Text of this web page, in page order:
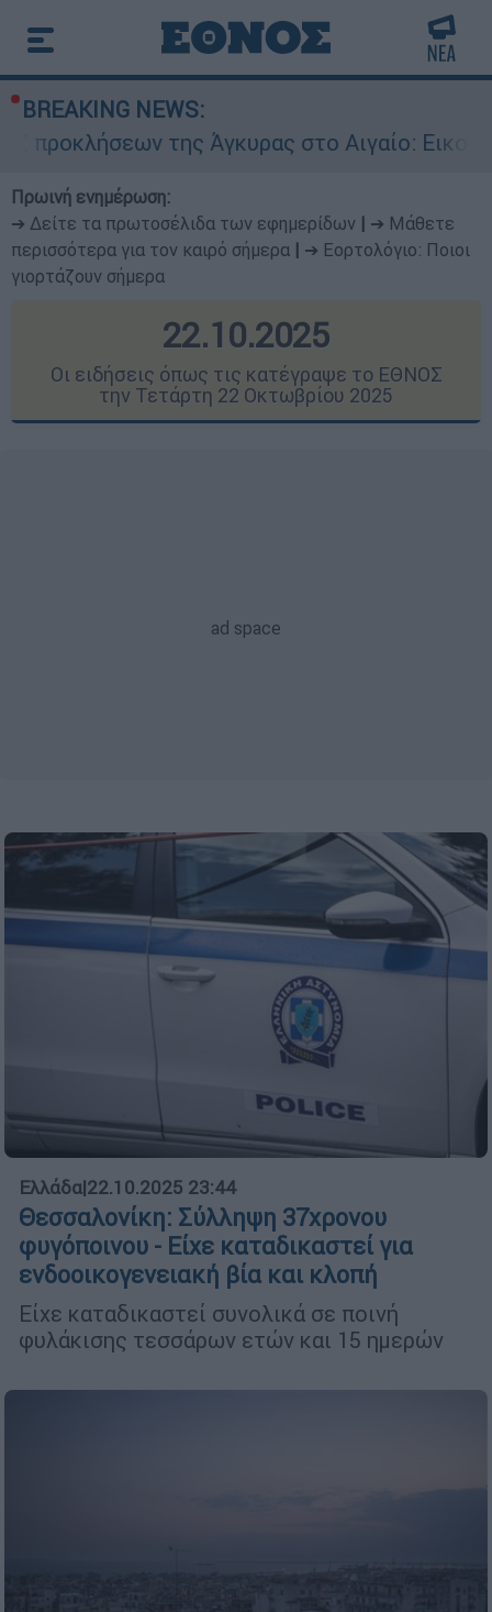
BREAKING NEWS:
Άγκυρας στο Αιγαίο: Εικονική αερομαχία
Πρωινή ενημέρωση:
➔ Δείτε τα πρωτοσέλιδα των εφημερίδων
➔ Μάθετε
περισσότερα για τον καιρό σήμερα
➔ Εορτολόγιο: Ποιοι
γιορτάζουν σήμερα
22.10.2025
Οι ειδήσεις όπως τις κατέγραψε το ΕΘΝΟΣ
την Τετάρτη 22 Οκτωβρίου 2025
Ελλάδα|22.10.2025 23:44
Θεσσαλονίκη: Σύλληψη 37χρονου
φυγόποινου - Είχε καταδικαστεί για
ενδοοικογενειακή βία και κλοπή
Είχε καταδικαστεί συνολικά σε ποινή
φυλάκισης τεσσάρων ετών και 15 ημερών